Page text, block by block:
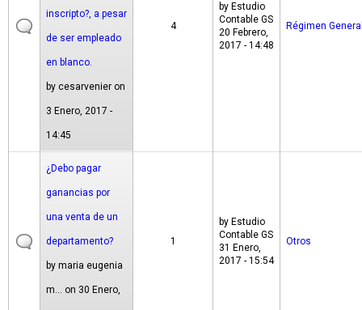
inscripto?, a pesar
de ser empleado
en blanco.
by cesarvenier on
3 Enero, 2017 -
14:45
4
by Estudio
Contable GS
20 Febrero,
2017 - 14:48
Régimen
¿Debo pagar
ganancias por
una venta de un
departamento?
by maria eugenia
m... on 30 Enero,
1
by Estudio
Contable GS
31 Enero,
2017 - 15:54
Otros